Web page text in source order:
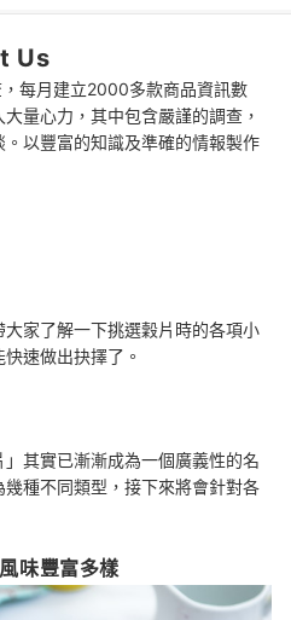
Us
每月建立2000多款商品資訊數
量心力，其中包含嚴謹的調查，
以豐富的知識及準確的情報製作
家了解一下挑選穀片時的各項小
速做出抉擇了。
其實已漸漸成為一個廣義性的名
種不同類型，接下來將會針對各
風味豐富多樣